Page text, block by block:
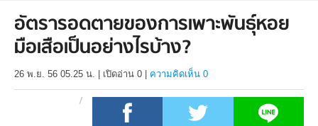
อัตรารอดตายของการเพาะพันธุ์หอย
มือเสือเป็นอย่างไรบ้าง?
26 พ.ย. 56 05.25 น. เปิดอ่าน 0 ความคิดเห็น 0